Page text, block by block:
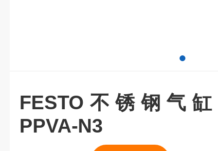
FESTO不锈钢气缸
PPVA-N3